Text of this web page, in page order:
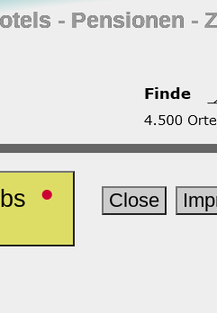
‐ Pensionen ‐
• Close